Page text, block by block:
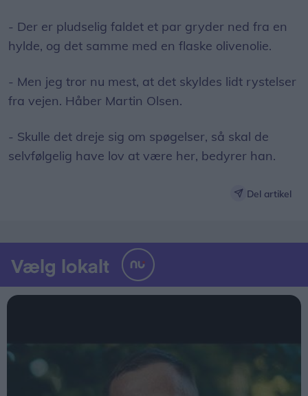
- Der er pludselig faldet et par gryder ned fra en
hylde, og det samme med en flaske olivenolie.
- Men jeg tror nu mest, at det skyldes lidt rystelser
fra vejen. Håber Martin Olsen.
- Skulle det dreje sig om spøgelser, så skal de
selvfølgelig have lov at være her, bedyrer han.
Del artikel